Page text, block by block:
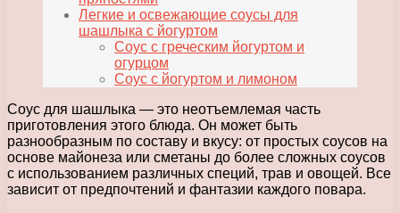
Легкие и освежающие соусы для
шашлыка с йогуртом
Соус с греческим йогуртом и
огурцом
Соус с йогуртом и лимоном
Соус для шашлыка — это неотъемлемая часть
приготовления этого блюда. Он может быть
разнообразным по составу и вкусу: от простых соусов на
основе майонеза или сметаны до более сложных соусов
с использованием различных специй, трав и овощей. Все
зависит от предпочтений и фантазии каждого повара.